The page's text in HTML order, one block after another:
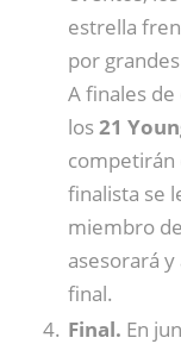
estrella
por
A finales
los21
competirán
finalista se
miembro
asesorará
final.
Final. En